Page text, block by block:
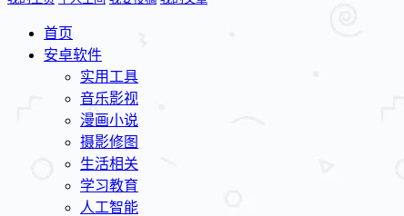
首页
安卓软件
实用工具
音乐影视
漫画小说
摄影修图
生活相关
学习教育
人工智能